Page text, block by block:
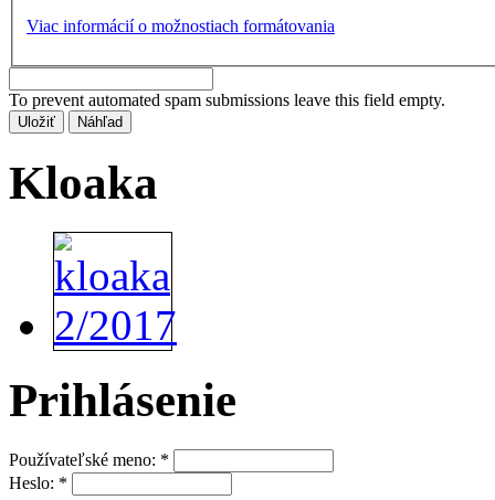
Viac informácií o možnostiach formátovania
To prevent automated spam submissions leave this field empty.
Kloaka
Prihlásenie
Používateľské meno: *
Heslo: *